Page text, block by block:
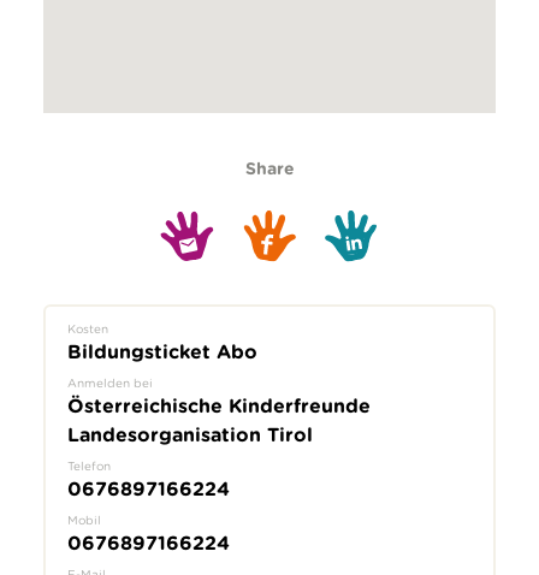
Share
Kosten
Bildungsticket Abo
Anmelden bei
Österreichische Kinderfreunde
Landesorganisation Tirol
Telefon
0676897166224
Mobil
0676897166224